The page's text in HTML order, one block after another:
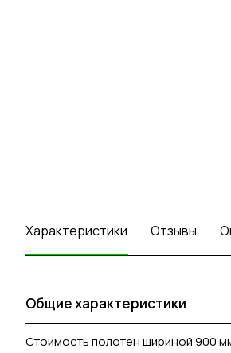
Характеристики Отзывы
Общие характеристики
Стоимость полотен шириной 900